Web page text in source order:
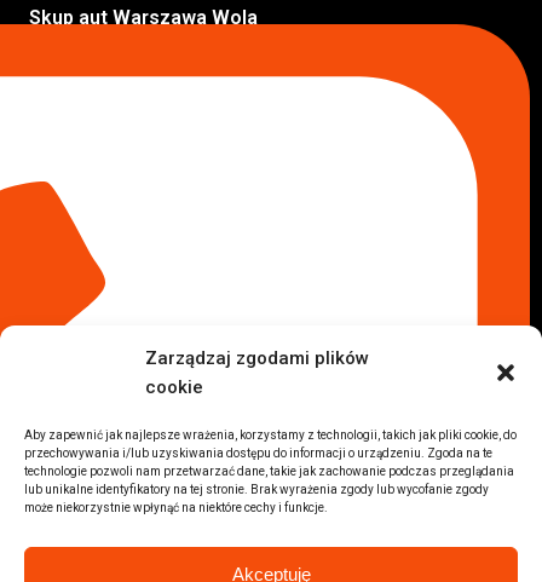
Zarządzaj zgodami plików
cookie
Aby zapewnić jak najlepsze wrażenia, korzystamy z technologii, takich jak pliki cookie, do
przechowywania i/lub uzyskiwania dostępu do informacji o urządzeniu. Zgoda na te
technologie pozwoli nam przetwarzać dane, takie jak zachowanie podczas przeglądania
lub unikalne identyfikatory na tej stronie. Brak wyrażenia zgody lub wycofanie zgody
może niekorzystnie wpłynąć na niektóre cechy i funkcje.
Akceptuję
Skup aut Warszawa Wola
Komisy samochodowe
Komis samochodowy Radom
Komis samochodowy Płock
Komis samochodowy Opole
Komis samochodowy Lublin
Komis samochodowy Sochaczew
Inne Lokalizacje
Auta z USA Rzeszów
Auta z USA Białystok
Auta z USA Kraków
Marki samochodów
Sprzedam BMW